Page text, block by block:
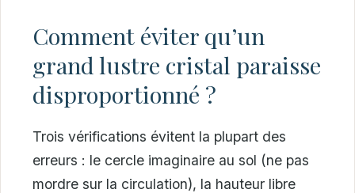
Comment éviter qu’un
grand lustre cristal paraisse
disproportionné ?
Trois vérifications évitent la plupart des
erreurs : le cercle imaginaire au sol (ne pas
mordre sur la circulation), la hauteur libre